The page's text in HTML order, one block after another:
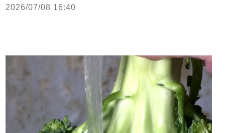
2026/07/08 16:40